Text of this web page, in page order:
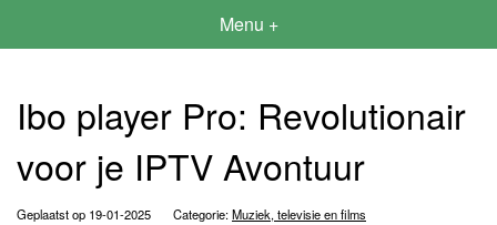
Menu +
Ibo player Pro: Revolutionair
voor je IPTV Avontuur
Geplaatst op 19-01-2025 Categorie:Muziek, televisie en films